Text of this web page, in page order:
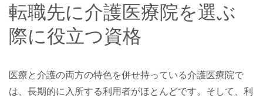
転職先に介護医療院を選ぶ
際に役立つ資格
医療と介護の両方の特色を併せ持っている介護医療院で
は、長期的に入所する利用者がほとんどです。そして、利